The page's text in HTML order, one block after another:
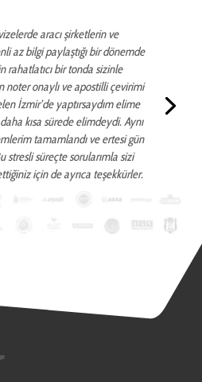
aracı şirketlerin ve
az bilgi paylaştığı bir dönemde
rahatlatıcı bir tonda sizinle
noter onaylı ve apostilli çevirimi
İzmir’de yaptırsaydım elime
kısa sürede elimdeydi. Aynı
tamamlandı ve ertesi gün
stresli süreçte sorularımla sizi
için de ayrıca teşekkürler.